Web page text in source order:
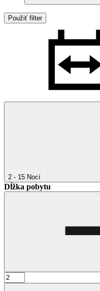
Použiť filter
2 - 15 Nocí
Dĺžka pobytu